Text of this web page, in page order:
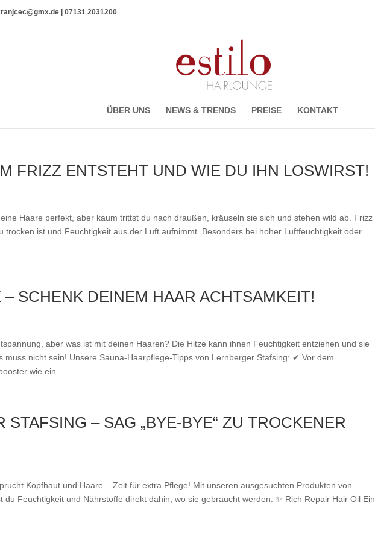
| 07131 2031200
ÜBER UNS NEWS & TRENDS PREISE KONTAKT
FRIZZ ENTSTEHT UND WIE DU IHN LOSWIRST!
Haare perfekt, aber kaum trittst du nach draußen, kräuseln sie sich und stehen wild ab. Frizz
trocken ist und Feuchtigkeit aus der Luft aufnimmt. Besonders bei hoher Luftfeuchtigkeit oder
– SCHENK DEINEM HAAR ACHTSAMKEIT!
aber was ist mit deinen Haaren? Die Hitze kann ihnen Feuchtigkeit entziehen und sie
muss nicht sein! Unsere Sauna-Haarpflege-Tipps von Lernberger Stafsing: ✔ Vor dem
wie ein...
STAFSING – SAG „BYE-BYE“ ZU TROCKENER
Kopfhaut und Haare – Zeit für extra Pflege! Mit unseren ausgesuchten Produkten von
du Feuchtigkeit und Nährstoffe direkt dahin, wo sie gebraucht werden. ✨ Rich Repair Hair Oil Ein